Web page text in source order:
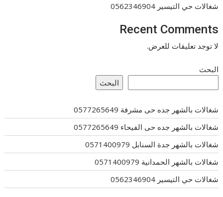
شغالات حي التيسير 0562346904
Recent Comments
لا توجد تعليقات للعرض.
البحث
البحث
شغالات بالشهر جده حى مشرفة 0577265649
شغالات بالشهر جده حى الفيحاء 0577265649
شغالات بالشهر جدة السنابل 0571400979
شغالات بالشهر الحمدانية 0571400979
شغالات حي التيسير 0562346904